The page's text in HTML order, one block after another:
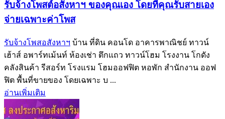
รับจ้างโพสต์อสังหาฯ ของคุณเอง โดยที่คุณรับสายเอง
จ่ายเฉพาะค่าโพส
รับจ้างโพสอสังหาฯ บ้าน ที่ดิน คอนโด อาคารพาณิชย์ ทาวน์
เฮ้าส์ อพาร์ทเม้นท์ ห้องเช่า ตึกแถว ทาวน์โฮม โรงงาน โกดัง
คลังสินค้า รีสอร์ท โรงแรม โฮมออฟฟิต หอพัก สำนักงาน ออฟ
ฟิต พื้นที่ขายของ โดยเฉพาะ บ ...
อ่านเพิ่มเติม